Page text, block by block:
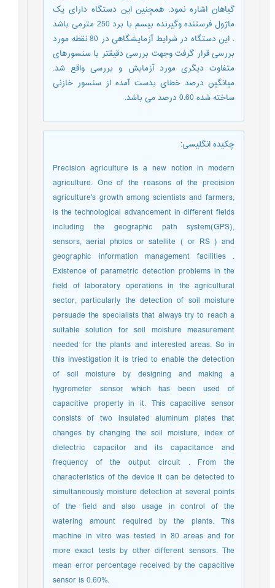
گیاهان اشاره نمود. همچنین این دستگاه دارای یک
ماژول فرستنده وگیرنده بیسم با برد 250 مترمی باشد
. این دستگاه در شرایط آزمایشگاهی در 80 نقطه مورد
بررسی قرار گرفت وجهت بررسی دقیقتر با سنسورهای
متفاوت دیگری مورد آزمایش و بررسی واقع شد.
میانگین درصد خطای بدست آمده از سنسور خازنی
ساخته شده 0.60 درصد می باشد.
چکیده انگلیسی:
Precision agriculture is a new notion in modern
agriculture. One of the reasons of the precision
agriculture's growth among scientists and farmers,
is the technological advancement in different fields
including the geographic path system(GPS),
sensors, aerial photos or satellite ( or RS ) and
geographic information management facilities .
Existence of parametric detection problems in the
field of laboratory operations in the agricultural
sector, particularly the detection of soil moisture
persuade the specialists that always try to reach a
suitable solution for soil moisture measurement
needed for the plants and interested areas. So in
this investigation it is tried to enable the detection
of soil moisture by designing and making a
hygrometer sensor which has been used of
capacitive property in it. This capacitive sensor
consists of two insulated aluminum plates that
changes by changing the soil moisture, index of
dielectric capacitor and its capacitance and
frequency of the output circuit . From the
characteristics of the device it can be detected to
simultaneously moisture detection at several points
of the field and also usage in control of the
watering amount required by the plants. This
machine in vitro was tested in 80 areas and for
more exact tests by other different sensors. The
mean error percentage received by the capacitive
sensor is 0.60%.